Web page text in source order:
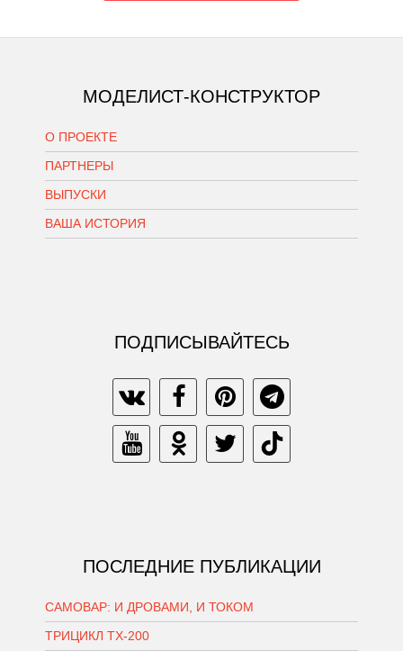
МОДЕЛИСТ-КОНСТРУКТОР
О ПРОЕКТЕ
ПАРТНЕРЫ
ВЫПУСКИ
ВАША ИСТОРИЯ
ПОДПИСЫВАЙТЕСЬ
ПОСЛЕДНИЕ ПУБЛИКАЦИИ
САМОВАР: И ДРОВАМИ, И ТОКОМ
ТРИЦИКЛ ТХ-200